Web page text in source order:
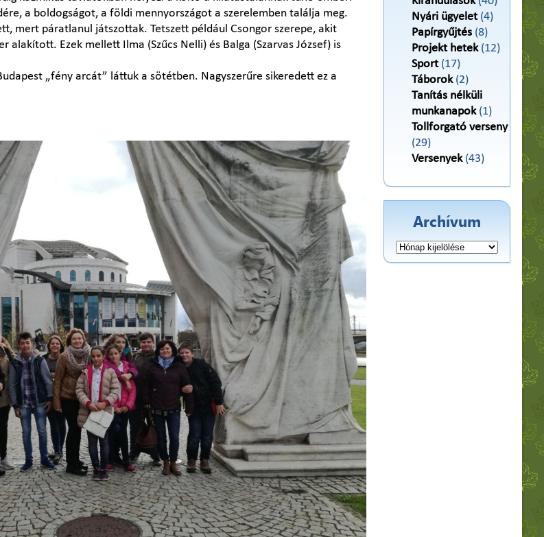
a boldogságot, a földi mennyországot a szerelemben találja meg.
mert páratlanul játszottak. Tetszett például Csongor szerepe, akit
alakított. Ezek mellett Ilma (Szűcs Nelli) és Balga (Szarvas József) is
„fény arcát” láttuk a sötétben. Nagyszerűre sikeredett ez a
Nyári ügyelet(4)
Papírgyűjtés (8)
Projekt hetek(12)
Sport(17)
Táborok(2)
Tanítás nélküli
munkanapok(1)
Tollforgató verseny
(29)
Versenyek(43)
Archívum
Archívum